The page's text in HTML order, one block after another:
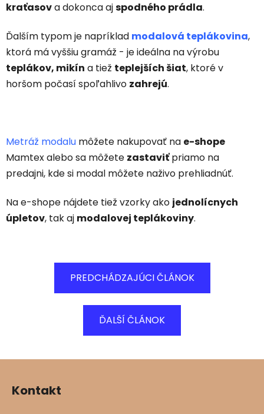
kraťasova dokonca ajspodného prádla.
Ďalším typom je napríklad modalová teplákovina,
ktorá má vyššiu gramáž - je ideálna na výrobu
teplákov, mikín a tiež teplejších šiat, ktoré v
horšom počasí spoľahlivo zahrejú.
Metráž modalu môžete nakupovať na e-shope
Mamtex alebo sa môžete zastaviťpriamo na
predajni, kde si modal môžete naživo prehliadnúť.
Na e-shope nájdete tiež vzorky ako jednolícnych
úpletov, tak aj modalovej teplákoviny.
PREDCHÁDZAJÚCI ČLÁNOK
ĎALŠÍ ČLÁNOK
Kontakt